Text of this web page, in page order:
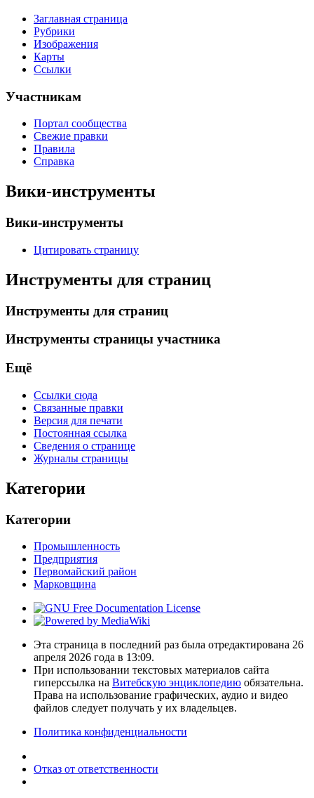
Заглавная страница
Рубрики
Изображения
Карты
Ссылки
Участникам
Портал сообщества
Свежие правки
Правила
Справка
Вики-инструменты
Вики-инструменты
Цитировать страницу
Инструменты для страниц
Инструменты для страниц
Инструменты страницы участника
Ещё
Ссылки сюда
Связанные правки
Версия для печати
Постоянная ссылка
Сведения о странице
Журналы страницы
Категории
Категории
Промышленность
Предприятия
Первомайский район
Марковщина
Эта страница в последний раз была отредактирована 26
апреля 2026 года в 13:09.
При использовании текстовых материалов сайта
гиперссылка на Витебскую энциклопедию обязательна.
Права на использование графических, аудио и видео
файлов следует получать у их владельцев.
Политика конфиденциальности
Отказ от ответственности